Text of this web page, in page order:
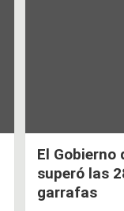
El Gobierno
superó las
garrafas